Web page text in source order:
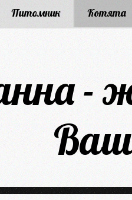
Питомник Котята
-